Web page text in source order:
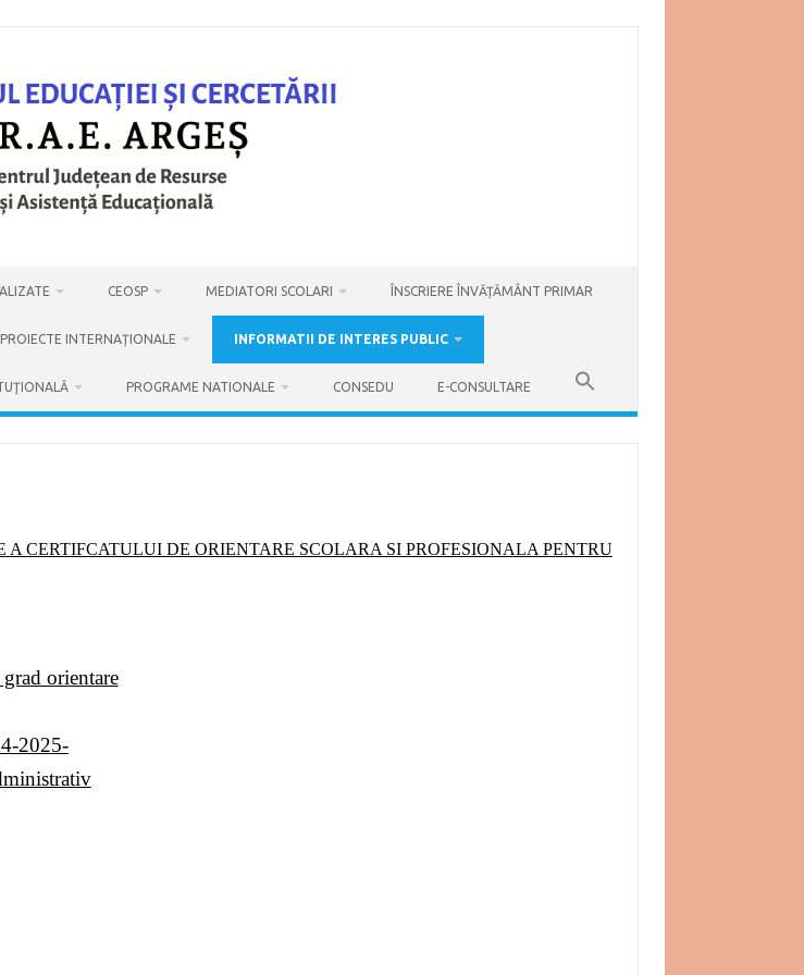
CEOSP MEDIATORI SCOLARI ÎNSCRIERE ÎNVĂȚĂMÂNT PRIMAR
PROIECTE INTERNAȚIONALE INFORMATII DE INTERES PUBLIC
PROGRAME NATIONALE CONSEDU E-CONSULTARE
CERTIFCATULUI DE ORIENTARE SCOLARA SI PROFESIONALA PENTRU
orientare
2025-